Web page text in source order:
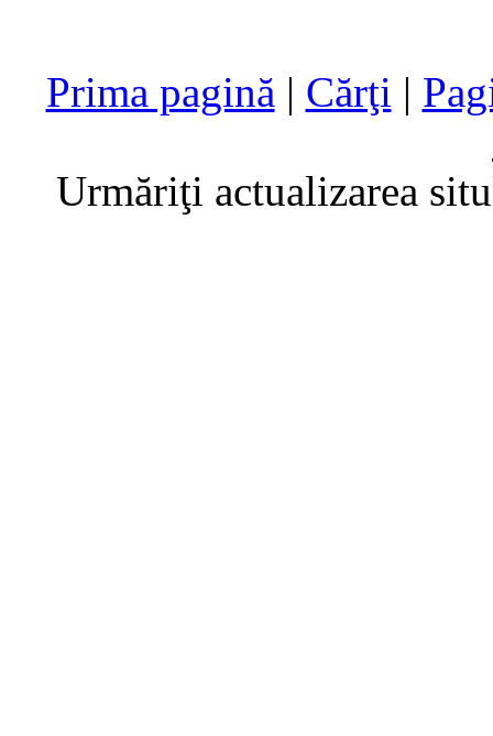
Prima pagină | Cărţi |
Urmăriţi actualizarea